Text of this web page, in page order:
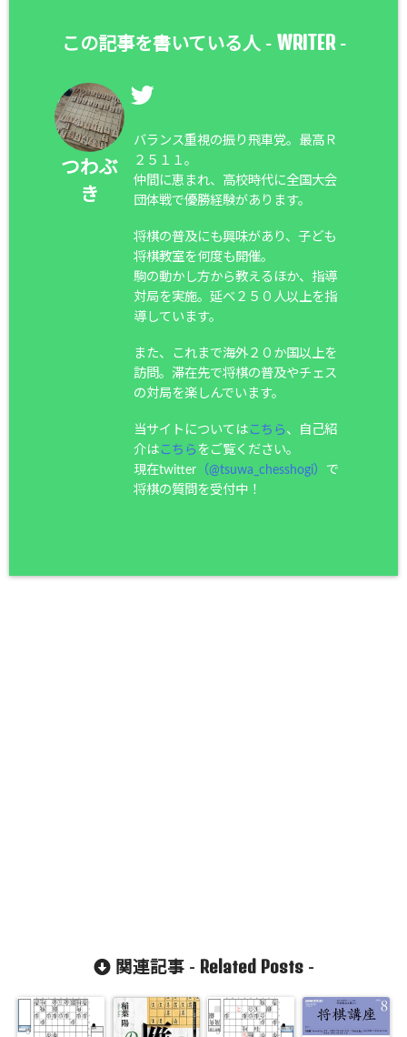
この記事を書いている人 - WRITER-
つわぶ
き
バランス重視の振り飛車党。最高Ｒ
２５１１。
仲間に恵まれ、高校時代に全国大会
団体戦で優勝経験があります。
将棋の普及にも興味があり、子ども
将棋教室を何度も開催。
駒の動かし方から教えるほか、指導
対局を実施。延べ２５０人以上を指
導しています。
また、これまで海外２０か国以上を
訪問。滞在先で将棋の普及やチェス
の対局を楽しんでいます。
当サイトについてはこちら 、自己紹
介はこちら をご覧ください。
現在twitter（@tsuwa_chesshogi） で
将棋の質問を受付中！
関連記事 - Related Posts-